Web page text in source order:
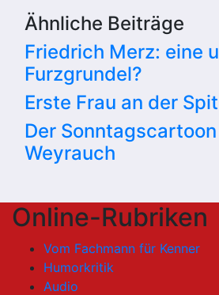
Ähnliche Beiträge
Friedrich Merz: eine
Furzgrundel?
Erste Frau an der
Der
Weyrauch
Online-Rubriken
Vom Fachmann für Kenner
Humorkritik
Audio